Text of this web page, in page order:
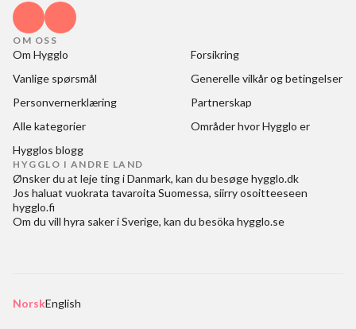
OM OSS
Om Hygglo
Forsikring
Vanlige spørsmål
Generelle vilkår og betingelser
Personvernerklæring
Partnerskap
Alle kategorier
Områder hvor Hygglo er
Hygglos blogg
HYGGLO I ANDRE LAND
Ønsker du at leje ting i Danmark, kan du besøgehygglo.dk
Jos haluat vuokrata tavaroita Suomessa, siirry osoitteeseen
hygglo.fi
Om du vill hyra saker i Sverige, kan du besöka hygglo.se
NorskEnglish